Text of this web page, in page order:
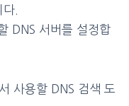
.
DNS 서버를 설정합
사용할 DNS 검색 도